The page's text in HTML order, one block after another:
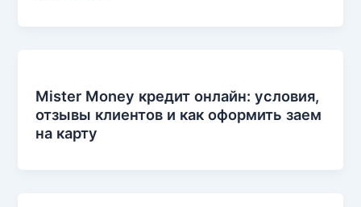
Mister Money кредит онлайн: условия,
отзывы клиентов и как оформить заем
на карту